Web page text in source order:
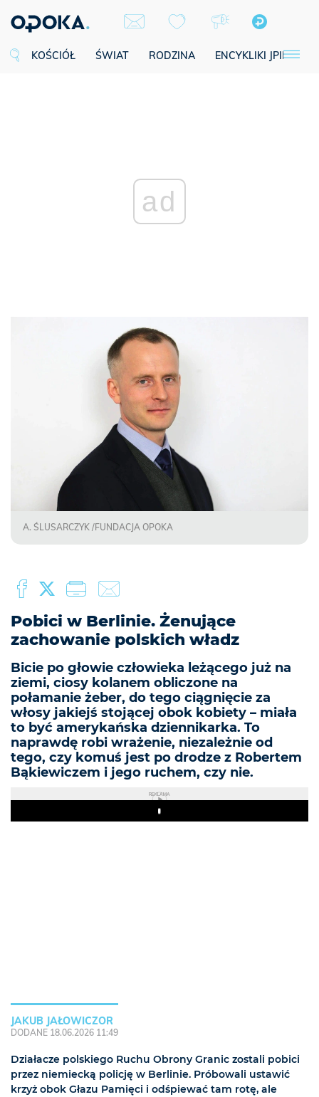
KOŚCIÓŁ ŚWIAT RODZINA ENCYKLIKI JPII
ad
A. ŚLUSARCZYK /FUNDACJA OPOKA
Pobici w Berlinie. Żenujące
zachowanie polskich władz
Bicie po głowie człowieka leżącego już na
ziemi, ciosy kolanem obliczone na
połamanie żeber, do tego ciągnięcie za
włosy jakiejś stojącej obok kobiety – miała
to być amerykańska dziennikarka. To
naprawdę robi wrażenie, niezależnie od
tego, czy komuś jest po drodze z Robertem
Bąkiewiczem i jego ruchem, czy nie.
REKLAMA
Play
JAKUB JAŁOWICZOR
DODANE 18.06.2026 11:49
Działacze polskiego Ruchu Obrony Granic zostali pobici
przez niemiecką policję w Berlinie. Próbowali ustawić
krzyż obok Głazu Pamięci i odśpiewać tam rotę, ale